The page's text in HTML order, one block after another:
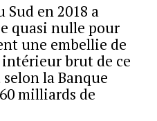
Sud en 2018 a
quasi nulle pour
une embellie de
brut de ce
la Banque
milliards de